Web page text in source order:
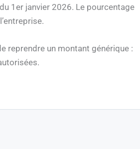
1er janvier 2026. Le pourcentage
reprendre un montant générique :